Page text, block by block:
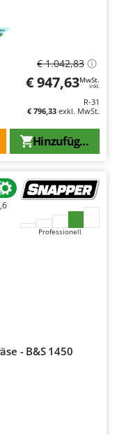
€ 1.042,83
€ 947,63MwSt.
inkl.
R-31
€ 796,33 exkl. MwSt.
Hinzufügen
Professionell
- B&S 1450